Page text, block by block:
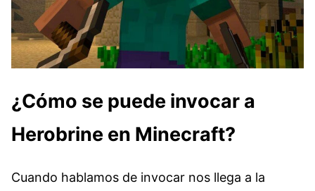
¿Cómo se puede invocar a
Herobrine en Minecraft?
Cuando hablamos de invocar nos llega a la